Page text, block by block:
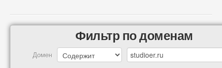
Фильтр по доменам
Домен